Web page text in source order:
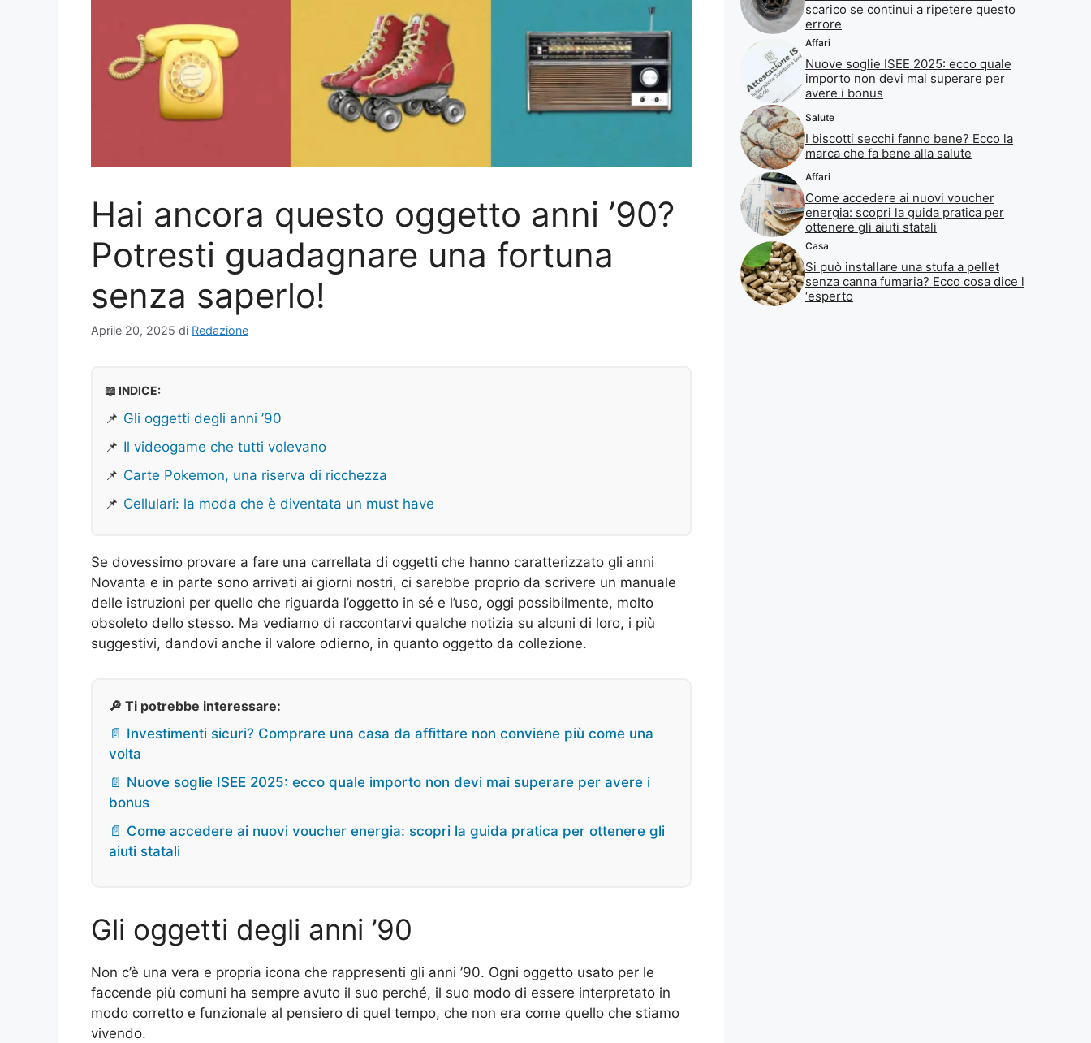
Hai ancora questo oggetto anni ’90?
Potresti guadagnare una fortuna
senza saperlo!
Aprile 20, 2025 di Redazione
📖 INDICE:
📌 Gli oggetti degli anni ’90
📌 Il videogame che tutti volevano
📌 Carte Pokemon, una riserva di ricchezza
📌 Cellulari: la moda che è diventata un must have
Se dovessimo provare a fare una carrellata di oggetti che hanno caratterizzato gli anni
Novanta e in parte sono arrivati ai giorni nostri, ci sarebbe proprio da scrivere un manuale
delle istruzioni per quello che riguarda l’oggetto in sé e l’uso, oggi possibilmente, molto
obsoleto dello stesso. Ma vediamo di raccontarvi qualche notizia su alcuni di loro, i più
suggestivi, dandovi anche il valore odierno, in quanto oggetto da collezione.
🔎 Ti potrebbe interessare:
📄 Investimenti sicuri? Comprare una casa da affittare non conviene più come una
volta
📄 Nuove soglie ISEE 2025: ecco quale importo non devi mai superare per avere i
bonus
📄 Come accedere ai nuovi voucher energia: scopri la guida pratica per ottenere gli
aiuti statali
Gli oggetti degli anni ’90
Non c’è una vera e propria icona che rappresenti gli anni ’90. Ogni oggetto usato per le
faccende più comuni ha sempre avuto il suo perché, il suo modo di essere interpretato in
modo corretto e funzionale al pensiero di quel tempo, che non era come quello che stiamo
vivendo.
scarico se continui a ripetere questo
errore
Affari
Nuove soglie ISEE 2025: ecco quale
importo non devi mai superare per
avere i bonus
Salute
I biscotti secchi fanno bene? Ecco la
marca che fa bene alla salute
Affari
Come accedere ai nuovi voucher
energia: scopri la guida pratica per
ottenere gli aiuti statali
Casa
Si può installare una stufa a pellet
senza canna fumaria? Ecco cosa dice l
‘esperto